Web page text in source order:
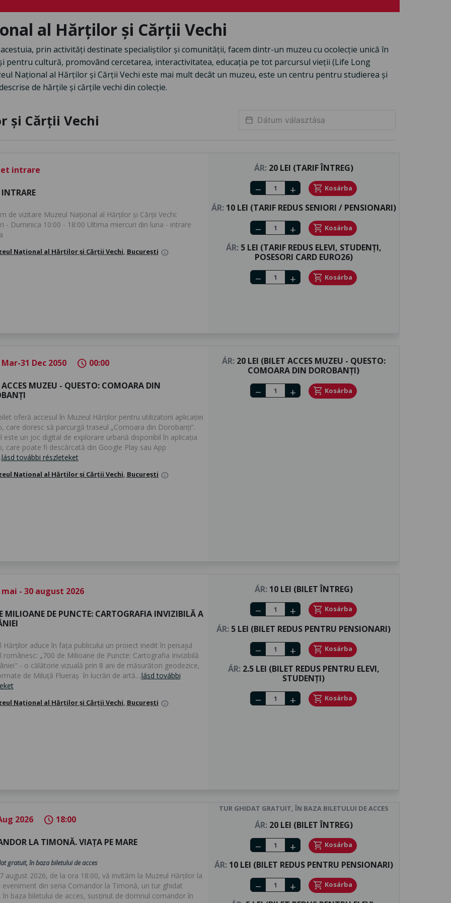
al Hărților și Cărții Vechi
prin activități destinate specialiștilor și comunității, facem dintr-un muzeu cu ocolecție unică în
pentru cultură, promovând cercetarea, interactivitatea, educația pe tot parcursul vieții (Life Long
Național al Hărților și Cărții Vechi este mai mult decât un muzeu, este un centru pentru studierea și
de hărțile și cărțile vechi din colecție.
și Cărții Vechi
intrare
de vizitare Muzeul Național al Hărților și Cărții Vechi:
- Duminica 10:00 - 18:00 Ultima miercuri din luna - intrare
Național al Hărților și Cărții Vechi, București info
ÁR:20 LEI (TARIF ÎNTREG)
Number of tickets
remove add shopping_cart Kosárba
ÁR:10 LEI (TARIF REDUS SENIORI / PENSIONARI)
Number of tickets
remove add shopping_cart Kosárba
ÁR:5 LEI (TARIF REDUS ELEVI, STUDENȚI,
POSESORI CARD EURO26)
Number of tickets
remove add shopping_cart Kosárba
Mar-31 Dec 2050 schedule 00:00
ACCES MUZEU - QUESTO: COMOARA DIN
oferă accesul în Muzeul Hărților pentru utilizatorii aplicației
care doresc să parcurgă traseul „Comoara din Dorobanți”.
este un joc digital de explorare urbană disponibil în aplicația
care poate fi descărcată din Google Play sau App
lásd további részleteket
Național al Hărților și Cărții Vechi, București info
ÁR:20 LEI (BILET ACCES MUZEU - QUESTO:
COMOARA DIN DOROBANȚI)
Number of tickets
remove add shopping_cart Kosárba
mai - 30 august 2026
MILIOANE DE PUNCTE: CARTOGRAFIA INVIZIBILĂ A
Hărților aduce în fața publicului un proiect inedit în peisajul
românesc: „700 de Milioane de Puncte: Cartografia Invizibilă
- o călătorie vizuală prin 8 ani de măsurători geodezice,
de Miluță Flueraș în lucrări de artă....lásd további
Național al Hărților și Cărții Vechi, București info
ÁR:10 LEI (BILET ÎNTREG)
Number of tickets
remove add shopping_cart Kosárba
ÁR: 5 LEI (BILET REDUS PENTRU PENSIONARI)
Number of tickets
remove add shopping_cart Kosárba
ÁR:2.5 LEI (BILET REDUS PENTRU ELEVI,
STUDENȚI)
Number of tickets
remove add shopping_cart Kosárba
2026 schedule 18:00
LA TIMONĂ. VIAȚA PE MARE
gratuit, în baza biletului de acces
august 2026, de la ora 18:00, vă invităm la Muzeul Hărților la
eveniment din seria Comandor la Timonă, un tur ghidat
în baza biletului de acces, susținut de domnul comandor în
TUR GHIDAT GRATUIT, ÎN BAZA BILETULUI DE ACCES
ÁR:20 LEI (BILET ÎNTREG)
Number of tickets
remove add shopping_cart Kosárba
ÁR:10 LEI (BILET REDUS PENTRU PENSIONARI)
Number of tickets
remove add shopping_cart Kosárba